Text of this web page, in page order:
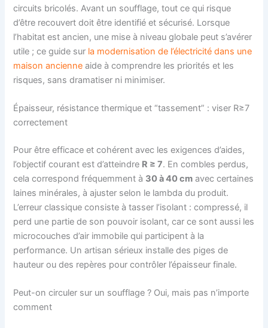
circuits bricolés. Avant un soufflage, tout ce qui risque
d’être recouvert doit être identifié et sécurisé. Lorsque
l’habitat est ancien, une mise à niveau globale peut s’avérer
utile ; ce guide sur la modernisation de l’électricité dans une
maison ancienne aide à comprendre les priorités et les
risques, sans dramatiser ni minimiser.
Épaisseur, résistance thermique et “tassement” : viser R≥7
correctement
Pour être efficace et cohérent avec les exigences d’aides,
l’objectif courant est d’atteindre R ≥ 7. En combles perdus,
cela correspond fréquemment à 30 à 40 cm avec certaines
laines minérales, à ajuster selon le lambda du produit.
L’erreur classique consiste à tasser l’isolant : compressé, il
perd une partie de son pouvoir isolant, car ce sont aussi les
microcouches d’air immobile qui participent à la
performance. Un artisan sérieux installe des piges de
hauteur ou des repères pour contrôler l’épaisseur finale.
Peut-on circuler sur un soufflage ? Oui, mais pas n’importe
comment